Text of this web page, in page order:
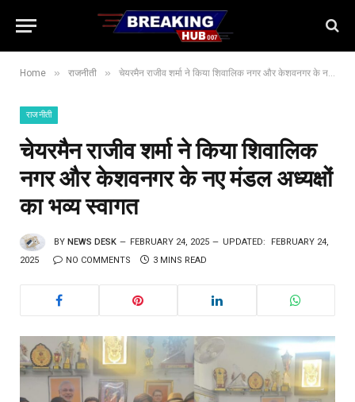
Home » राजनीती » चेयरमैन राजीव शर्मा ने किया शिवालिक नगर और केशवनगर के नए मंडल अध्यक्षों का भव्य स्वागत
राजनीती
चेयरमैन राजीव शर्मा ने किया शिवालिक
नगर और केशवनगर के नए मंडल अध्यक्षों
का भव्य स्वागत
BY NEWS DESK FEBRUARY 24, 2025 UPDATED:
FEBRUARY 24,
2025
NO COMMENTS 3 MINS READ